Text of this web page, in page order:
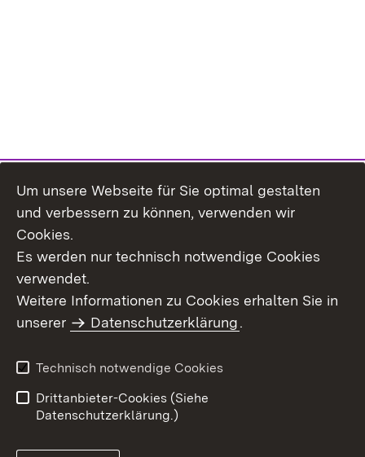
Themenübersicht
Barrierefreiheit
Um unsere Webseite für Sie optimal gestalten
und verbessern zu können, verwenden wir
Cookies.
Es werden nur technisch notwendige Cookies
verwendet.
Weitere Informationen zu Cookies erhalten Sie in
unserer
Datenschutzerklärung.
Technisch notwendige Cookies
Drittanbieter-Cookies (Siehe
Datenschutzerklärung.)